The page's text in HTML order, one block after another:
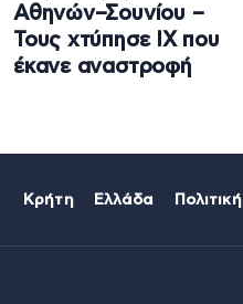
Αθηνών–Σουνίου –
Τους χτύπησε ΙΧ που
έκανε αναστροφή
Κρήτη Ελλάδα Πολιτική